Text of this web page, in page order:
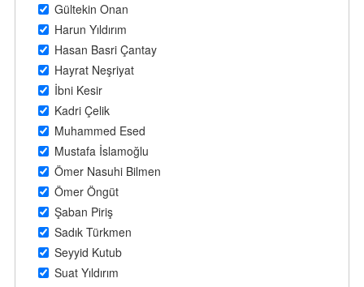
Gültekin Onan
Harun Yıldırım
Hasan Basri Çantay
Hayrat Neşriyat
İbni Kesir
Kadri Çelik
Muhammed Esed
Mustafa İslamoğlu
Ömer Nasuhi Bilmen
Ömer Öngüt
Şaban Piriş
Sadık Türkmen
Seyyid Kutub
Suat Yıldırım